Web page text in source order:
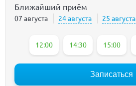
Ближайший приём
07 августа 24 августа 25 августа
12:00 14:30 15:00
Записаться